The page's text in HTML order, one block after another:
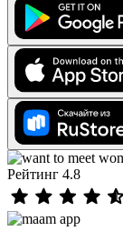
Рейтинг 4.8